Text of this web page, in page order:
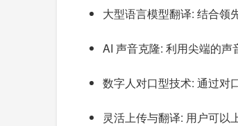
大型语言模型翻译: 结合领
AI 声音克隆: 利用尖端的声
数字人对口型技术: 通过对
灵活上传与翻译: 用户可以